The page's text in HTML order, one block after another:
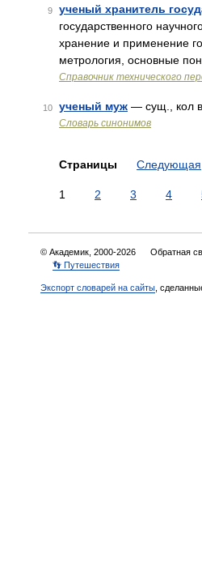
9 ученый хранитель
государственного
хранение и применение
метрология, основные
Справочник технического
10 ученый муж — сущ., кол
Словарь синонимов
Страницы Следующая
1 2 3 4
© Академик, 2000-2026 Обратная
👣 Путешествия
Экспорт словарей на сайты ,